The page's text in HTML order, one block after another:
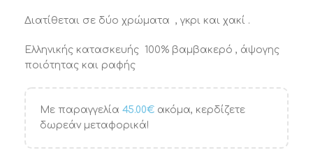
Διατίθεται σε δύο χρώματα , γκρι και χακί .
Ελληνικής κατασκευής 100% βαμβακερό , άψογης
ποιότητας και ραφής
Με παραγγελία 45.00€ ακόμα, κερδίζετε
δωρεάν μεταφορικά!